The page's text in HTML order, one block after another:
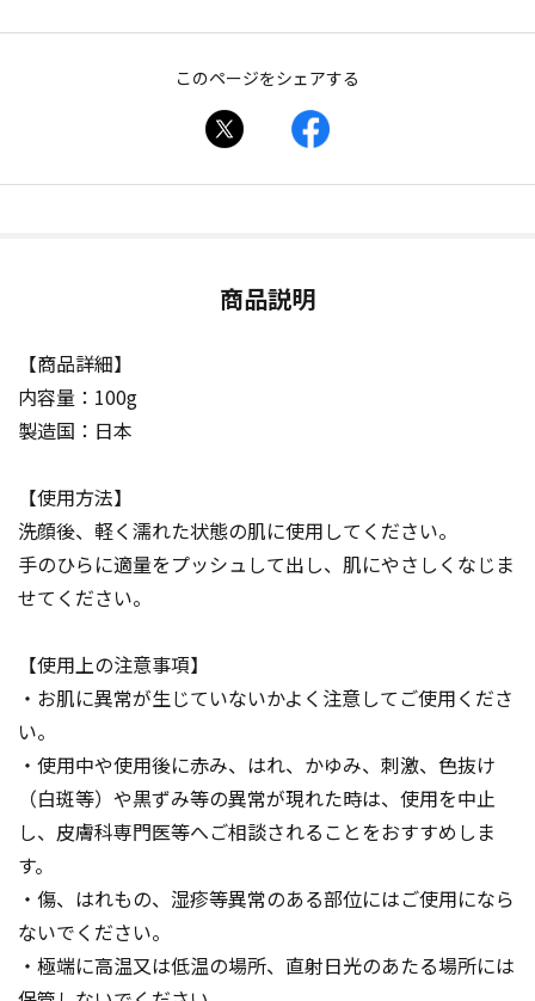
このページをシェアする
商品説明
【商品詳細】
内容量：100g
製造国：日本
【使用方法】
洗顔後、軽く濡れた状態の肌に使用してください。
手のひらに適量をプッシュして出し、肌にやさしくなじま
せてください。
【使用上の注意事項】
・お肌に異常が生じていないかよく注意してご使用くださ
い。
・使用中や使用後に赤み、はれ、かゆみ、刺激、色抜け
（白斑等）や黒ずみ等の異常が現れた時は、使用を中止
し、皮膚科専門医等へご相談されることをおすすめしま
す。
・傷、はれもの、湿疹等異常のある部位にはご使用になら
ないでください。
・極端に高温又は低温の場所、直射日光のあたる場所には